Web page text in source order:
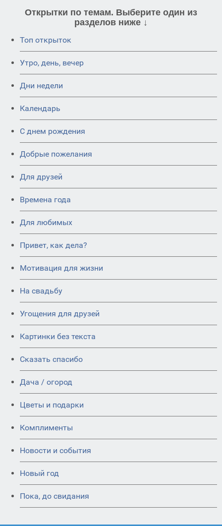
Открытки по темам. Выберите один из
разделов ниже ↓
Топ открыток
Утро, день, вечер
Дни недели
Календарь
C днем рождения
Добрые пожелания
Для друзей
Времена года
Для любимых
Привет, как дела?
Мотивация для жизни
На свадьбу
Угощения для друзей
Картинки без текста
Сказать спасибо
Дача / огород
Цветы и подарки
Комплименты
Новости и события
Новый год
Пока, до свидания